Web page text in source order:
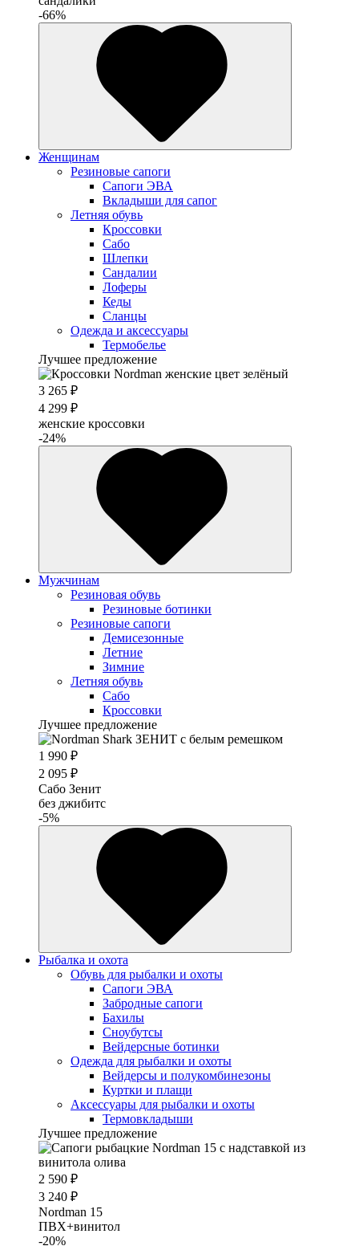
-66%
Женщинам
Резиновые сапоги
Cапоги ЭВА
Вкладыши для сапог
Летняя обувь
Кроссовки
Сабо
Шлепки
Сандалии
Лоферы
Кеды
Сланцы
Одежда и аксессуары
Термобелье
Лучшее предложение
3 265 ₽
4 299 ₽
женские кроссовки
-24%
Мужчинам
Резиновая обувь
Резиновые ботинки
Резиновые сапоги
Демисезонные
Летние
Зимние
Летняя обувь
Сабо
Кроссовки
Лучшее предложение
1 990 ₽
2 095 ₽
Сабо Зенит
без джибитс
-5%
Рыбалка и охота
Обувь для рыбалки и охоты
Сапоги ЭВА
Забродные сапоги
Бахилы
Сноубутсы
Вейдерсные ботинки
Одежда для рыбалки и охоты
Вейдерсы и полукомбинезоны
Куртки и плащи
Аксессуары для рыбалки и охоты
Термовкладыши
Лучшее предложение
2 590 ₽
3 240 ₽
Nordman 15
ПВХ+винитол
-20%